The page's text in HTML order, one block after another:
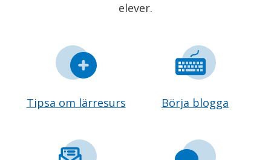
elever.
Tipsa om lärresurs Börja blogga